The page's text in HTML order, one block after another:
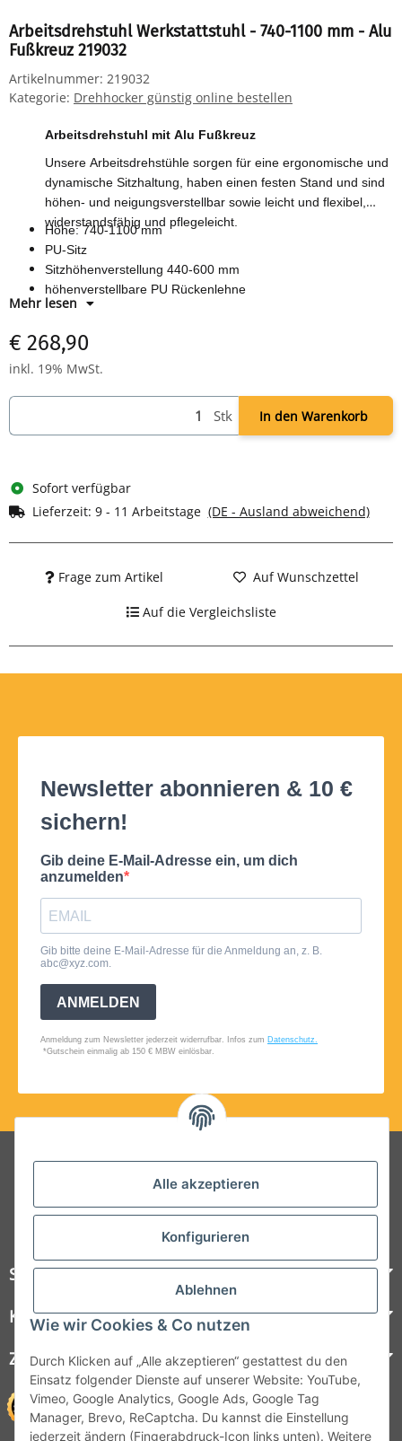
Alle akzeptieren
Konfigurieren
Ablehnen
Wie wir Cookies & Co nutzen
Durch Klicken auf „Alle akzeptieren“ gestattest du den
Einsatz folgender Dienste auf unserer Website: YouTube,
Vimeo, Google Analytics, Google Ads, Google Tag
Manager, Brevo, ReCaptcha. Du kannst die Einstellung
jederzeit ändern (Fingerabdruck-Icon links unten). Weitere
Arbeitsdrehstuhl Werkstattstuhl - 740-1100 mm - Alu
Fußkreuz 219032
Artikelnummer: 219032
Kategorie: Drehhocker günstig online bestellen
Arbeitsdrehstuhl mit Alu Fußkreuz
Unsere Arbeitsdrehstühle sorgen für eine ergonomische und
dynamische Sitzhaltung, haben einen festen Stand und sind
höhen- und neigungsverstellbar sowie leicht und flexibel,
widerstandsfähig und pflegeleicht.
Höhe: 740-1100 mm
PU-Sitz
Sitzhöhenverstellung 440-600 mm
höhenverstellbare PU Rückenlehne
Rücken- und Sitzwinkelverstellung
poliertes Aluminium Fußkreuz mit multifunktionellen 60 mm
Doppelrollen
Mehr lesen
€ 268,90
inkl. 19% MwSt.
Stk In den Warenkorb
Sofort verfügbar
Lieferzeit: 9 - 11 Arbeitstage (DE - Ausland abweichend)
Frage zum Artikel Auf Wunschzettel
Auf die Vergleichsliste
Folgt uns auf Social Media
Steelboxx
Kundenservice
Zahlungsmöglichkeiten